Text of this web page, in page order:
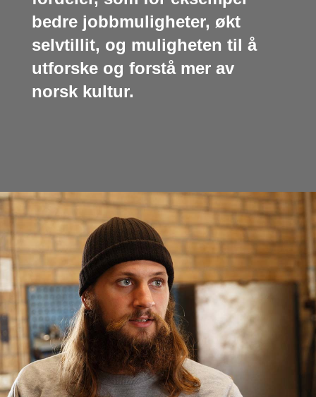
bedre jobbmuligheter, økt
selvtillit, og muligheten til å
utforske og forstå mer av
norsk kultur.